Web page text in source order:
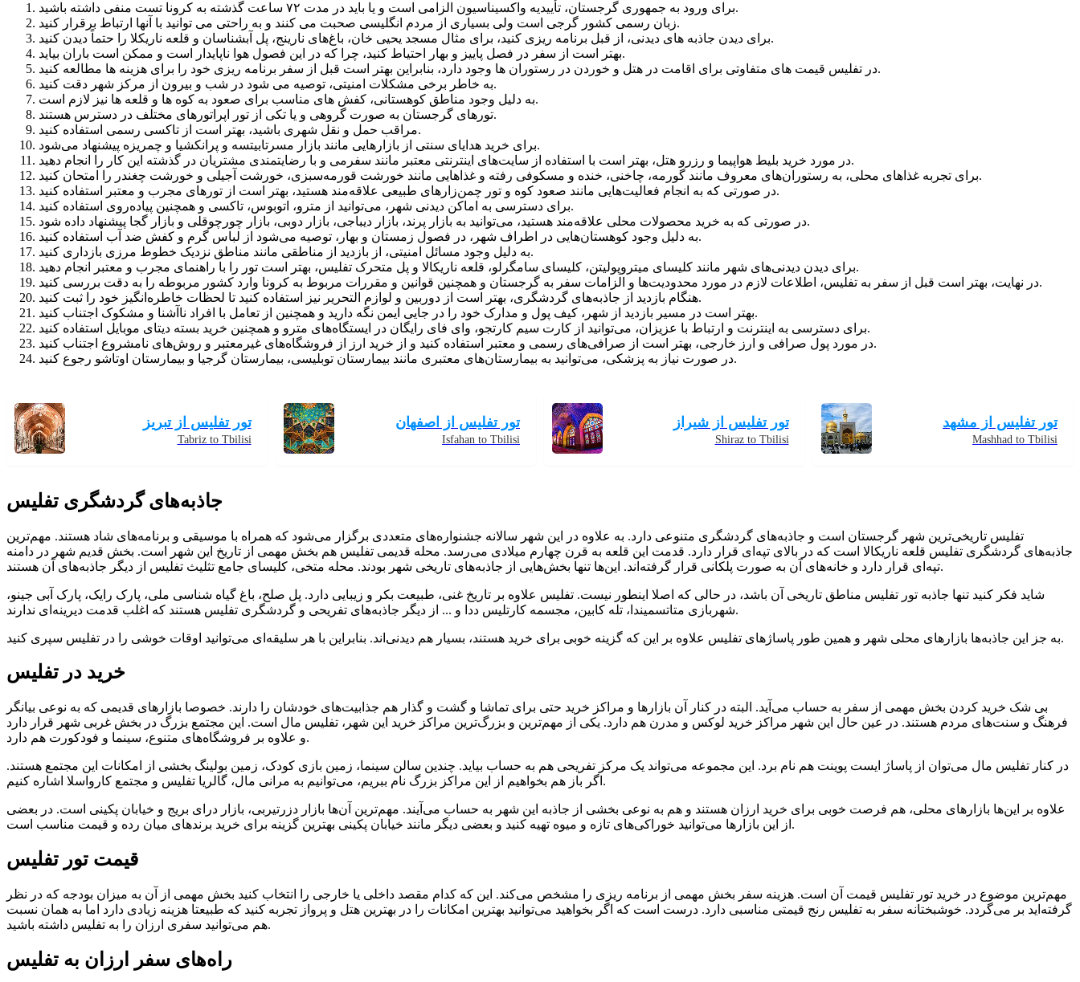
برای ورود به جمهوری گرجستان، تأییدیه واکسیناسیون الزامی است و یا باید در مدت ۷۲ ساعت گذشته به کرونا تست منفی داشته باشید.
زبان رسمی کشور گرجی است ولی بسیاری از مردم انگلیسی صحبت می کنند و به راحتی می توانید با آنها ارتباط برقرار کنید.
برای دیدن جاذبه های دیدنی، از قبل برنامه ریزی کنید، برای مثال مسجد یحیی خان، باغ‌های نارینج، پل آبشناسان و قلعه ناریکلا را حتماً دیدن کنید.
بهتر است از سفر در فصل پاییز و بهار احتیاط کنید، چرا که در این فصول هوا ناپایدار است و ممکن است باران بیاید.
در تفلیس قیمت های متفاوتی برای اقامت در هتل و خوردن در رستوران ها وجود دارد، بنابراین بهتر است قبل از سفر برنامه ریزی خود را برای هزینه ها مطالعه کنید.
به خاطر برخی مشکلات امنیتی، توصیه می شود در شب و بیرون از مرکز شهر دقت کنید.
به دلیل وجود مناطق کوهستانی، کفش های مناسب برای صعود به کوه ها و قلعه ها نیز لازم است.
تورهای گرجستان به صورت گروهی و یا تکی از تور اپراتورهای مختلف در دسترس هستند.
مراقب حمل و نقل شهری باشید، بهتر است از تاکسی رسمی استفاده کنید.
برای خرید هدایای سنتی از بازارهایی مانند بازار مسرتابیتسه و پرانکشیا و چمریزه پیشنهاد می‌شود.
در مورد خرید بلیط هواپیما و رزرو هتل، بهتر است با استفاده از سایت‌های اینترنتی معتبر مانند سفرمی و با رضایتمندی مشتریان در گذشته این کار را انجام دهید.
برای تجربه غذاهای محلی، به رستوران‌های معروف مانند گورمه، چاخنی، خنده و مسکوفی رفته و غذاهایی مانند خورشت قورمه‌سبزی، خورشت آجیلی و خورشت چغندر را امتحان کنید.
در صورتی که به انجام فعالیت‌هایی مانند صعود کوه و تور چمن‌زارهای طبیعی علاقه‌مند هستید، بهتر است از تورهای مجرب و معتبر استفاده کنید.
برای دسترسی به اماکن دیدنی شهر، می‌توانید از مترو، اتوبوس، تاکسی و همچنین پیاده‌روی استفاده کنید.
در صورتی که به خرید محصولات محلی علاقه‌مند هستید، می‌توانید به بازار پرند، بازار دیباجی، بازار دوبی، بازار چورچوقلی و بازار گجا پیشنهاد داده شود.
به دلیل وجود کوهستان‌هایی در اطراف شهر، در فصول زمستان و بهار، توصیه می‌شود از لباس گرم و کفش ضد آب استفاده کنید.
به دلیل وجود مسائل امنیتی، از بازدید از مناطقی مانند مناطق نزدیک خطوط مرزی بازداری کنید.
برای دیدن دیدنی‌های شهر مانند کلیسای میتروپولیتن، کلیسای سامگرلو، قلعه ناریکالا و پل متحرک تفلیس، بهتر است تور را با راهنمای مجرب و معتبر انجام دهید.
در نهایت، بهتر است قبل از سفر به تفلیس، اطلاعات لازم در مورد محدودیت‌ها و الزامات سفر به گرجستان و همچنین قوانین و مقررات مربوط به کرونا وارد کشور مربوطه را به دقت بررسی کنید.
هنگام بازدید از جاذبه‌های گردشگری، بهتر است از دوربین و لوازم التحریر نیز استفاده کنید تا لحظات خاطره‌انگیز خود را ثبت کنید.
بهتر است در مسیر بازدید از شهر، کیف پول و مدارک خود را در جایی ایمن نگه دارید و همچنین از تعامل با افراد ناآشنا و مشکوک اجتناب کنید.
برای دسترسی به اینترنت و ارتباط با عزیزان، می‌توانید از کارت سیم کارتجو، وای فای رایگان در ایستگاه‌های مترو و همچنین خرید بسته دیتای موبایل استفاده کنید.
در مورد پول صرافی و ارز خارجی، بهتر است از صرافی‌های رسمی و معتبر استفاده کنید و از خرید ارز از فروشگاه‌های غیرمعتبر و روش‌های نامشروع اجتناب کنید.
در صورت نیاز به پزشکی، می‌توانید به بیمارستان‌های معتبری مانند بیمارستان توبلیسی، بیمارستان گرجیا و بیمارستان اوتاشو رجوع کنید.
تور تفلیس از مشهد
Mashhad to Tbilisi
تور تفلیس از شیراز
Shiraz to Tbilisi
تور تفلیس از اصفهان
Isfahan to Tbilisi
تور تفلیس از تبریز
Tabriz to Tbilisi
جاذبه‌های گردشگری تفلیس
تفلیس تاریخی‌ترین شهر گرجستان است و جاذبه‌های گردشگری متنوعی دارد. به علاوه در این شهر سالانه جشنواره‌های متعددی برگزار‌ می‌شود که همراه با موسیقی و برنامه‌های شاد هستند. مهم‌ترین
جاذبه‌های گردشگری تفلیس قلعه ناریکالا است که در بالای تپه‌‌ای قرار دارد. قدمت این قلعه به قرن چهارم میلادی‌ می‌رسد. محله قدیمی تفلیس هم بخش مهمی از تاریخ این شهر است. بخش قدیم شهر در دامنه
تپه‌‌ای قرار دارد و خانه‌های آن به صورت پلکانی قرار گرفته‌اند. این‌ها تنها بخش‌هایی از جاذبه‌های تاریخی شهر بودند. محله متخی، کلیسای جامع تثلیث تفلیس از دیگر جاذبه‌های آن هستند.
شاید فکر کنید تنها جاذبه تور تفلیس مناطق تاریخی آن باشد، در حالی که اصلا اینطور نیست. تفلیس علاوه بر تاریخ غنی، طبیعت بکر و زیبایی دارد. پل صلح، باغ گیاه شناسی ملی، پارک رایک، پارک آبی جینو،
شهربازی متاتسمیندا، تله کابین، مجسمه کارتلیس ددا و ... از دیگر جاذبه‌های تفریحی و گردشگری تفلیس هستند که اغلب قدمت دیرینه‌‌ای ندارند.
به جز این جاذبه‌ها بازارهای محلی شهر و همین طور پاساژهای تفلیس علاوه بر این که گزینه خوبی برای خرید هستند، بسیار هم دیدنی‌اند. بنابراین با هر سلیقه‌‌ای می‌توانید اوقات خوشی را در تفلیس سپری کنید.
خرید در تفلیس
بی شک خرید کردن بخش مهمی از سفر به حساب‌ می‌آید. البته در کنار آن بازار‌ها و مراکز خرید حتی برای تماشا و گشت و گذار هم جذابیت‌های خودشان را دارند. خصوصا بازارهای قدیمی که به نوعی بیانگر
فرهنگ و سنت‌های مردم هستند. در عین حال این شهر مراکز خرید لوکس و مدرن هم دارد. یکی از مهم‌ترین و بزرگ‌ترین مراکز خرید این شهر، تفلیس مال است. این مجتمع بزرگ در بخش غربی شهر قرار دارد
و علاوه بر فروشگاه‌های متنوع، سینما و فودکورت هم دارد.
در کنار تفلیس مال‌ می‌توان از پاساژ ایست پوینت هم نام برد. این مجموعه‌ می‌تواند یک مرکز تفریحی هم به حساب بیاید. چندین سالن سینما، زمین بازی کودک، زمین بولینگ بخشی از امکانات این مجتمع هستند.
اگر باز هم بخواهیم از این مراکز بزرگ نام ببریم،‌ می‌توانیم به مرانی مال، گالریا تفلیس و مجتمع کارواسلا اشاره کنیم.
علاوه بر این‌ها بازارهای محلی، هم فرصت خوبی برای خرید ارزان هستند و هم به نوعی بخشی از جاذبه این شهر به حساب‌ می‌آیند. مهم‌ترین آن‌ها بازار دزرتیربی، بازار درای بریج و خیابان پکینی است. در بعضی
از این بازار‌ها‌ می‌توانید خوراکی‌های تازه و میوه تهیه کنید و بعضی دیگر مانند خیابان پکینی بهترین گزینه برای خرید برندهای میان رده و قیمت مناسب است.
قیمت تور تفلیس
مهم‌ترین موضوع در خرید تور تفلیس قیمت آن است. هزینه سفر بخش مهمی از برنامه ریزی را مشخص‌ می‌کند. این که کدام مقصد داخلی یا خارجی را انتخاب کنید بخش مهمی از آن به میزان بودجه که در نظر
گرفته‌اید بر‌ می‌گردد. خوشبختانه سفر به تفلیس رنج قیمتی مناسبی دارد. درست است که اگر بخواهید‌ می‌توانید بهترین امکانات را در بهترین هتل و پرواز تجربه کنید که طبیعتا هزینه زیادی دارد اما به همان نسبت
هم‌ می‌توانید سفری ارزان را به تفلیس داشته باشید.
راه‌های سفر ارزان به تفلیس